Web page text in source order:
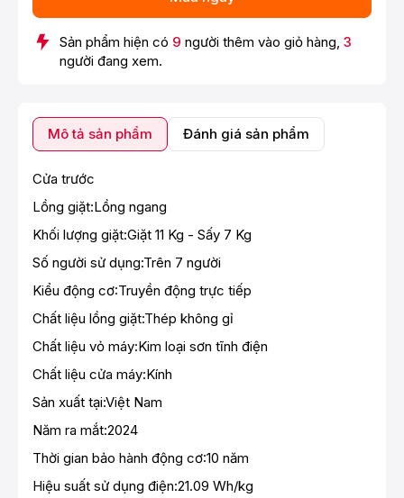
Sản phẩm hiện có 9 người thêm vào giỏ hàng, 3
người đang xem.
Mô tả sản phẩm Đánh giá sản phẩm
Cửa trước
Lồng giặt:Lồng ngang
Khối lượng giặt:Giặt 11 Kg - Sấy 7 Kg
Số người sử dụng:Trên 7 người
Kiểu động cơ:Truyền động trực tiếp
Chất liệu lồng giặt:Thép không gỉ
Chất liệu vỏ máy:Kim loại sơn tĩnh điện
Chất liệu cửa máy:Kính
Sản xuất tại:Việt Nam
Năm ra mắt:2024
Thời gian bảo hành động cơ:10 năm
Hiệu suất sử dụng điện:21.09 Wh/kg